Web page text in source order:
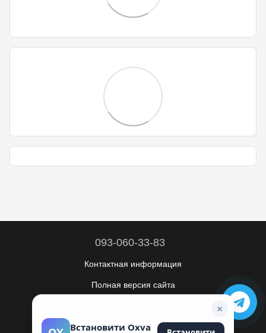
093-060-33-83
Контактная информация
Полная версия сайта
Укр Рус
×
Встановити Oxva